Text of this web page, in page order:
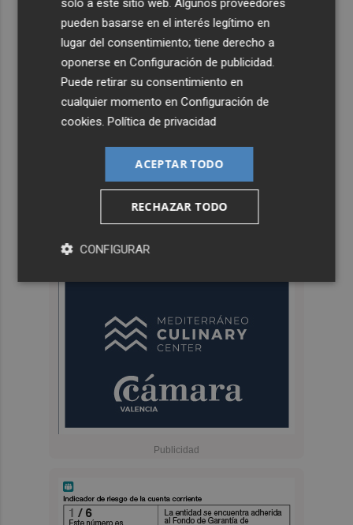
solo a este sitio web. Algunos proveedores
pueden basarse en el interés legítimo en
lugar del consentimiento; tiene derecho a
oponerse enConfiguración de publicidad.
Puede retirar su consentimiento en
cualquier momento enConfiguración de
cookies.Política de privacidad
ACEPTAR TODO
RECHAZAR TODO
CONFIGURAR